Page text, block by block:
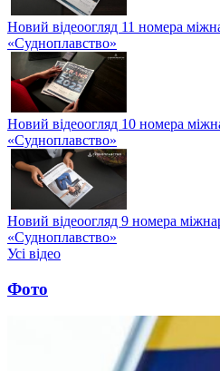
Новий відеоогляд 11 номера
«Судноплавство»
Новий відеоогляд 10 номера
«Судноплавство»
Новий відеоогляд 9 номера
«Судноплавство»
Усі відео
Фото